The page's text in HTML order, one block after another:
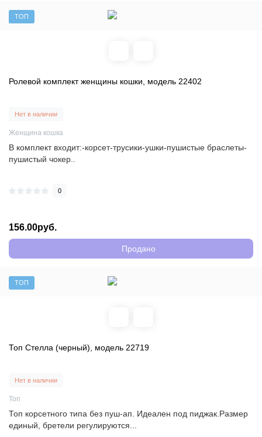
ТОП
Ролевой комплект женщины кошки, модель 22402
Нет в наличии
Женщина кошка
В комплект входит:-корсет-трусики-ушки-пушистые браслеты-
пушистый чокер..
0
156.00руб.
Продано
ТОП
Топ Стелла (черный), модель 22719
Нет в наличии
Топ
Топ корсетного типа без пуш-ап. Идеален под пиджак.Размер
единый, бретели регулируются...